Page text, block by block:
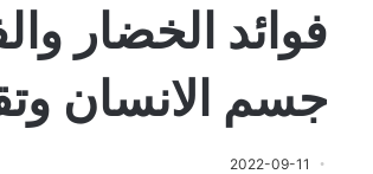
فوائد الخضار
جسم الانسان
2022-09-11